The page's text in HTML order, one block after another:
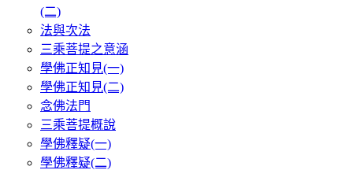
(二)
法與次法
三乘菩提之意涵
學佛正知見(一)
學佛正知見(二)
念佛法門
三乘菩提概說
學佛釋疑(一)
學佛釋疑(二)